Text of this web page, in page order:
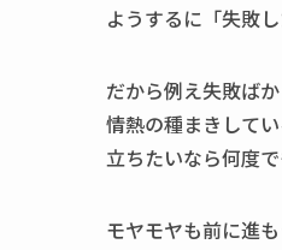
ようするに「失敗
だから例え失敗ば
情熱の種まきして
立ちたいなら何度
モヤモヤも前に進